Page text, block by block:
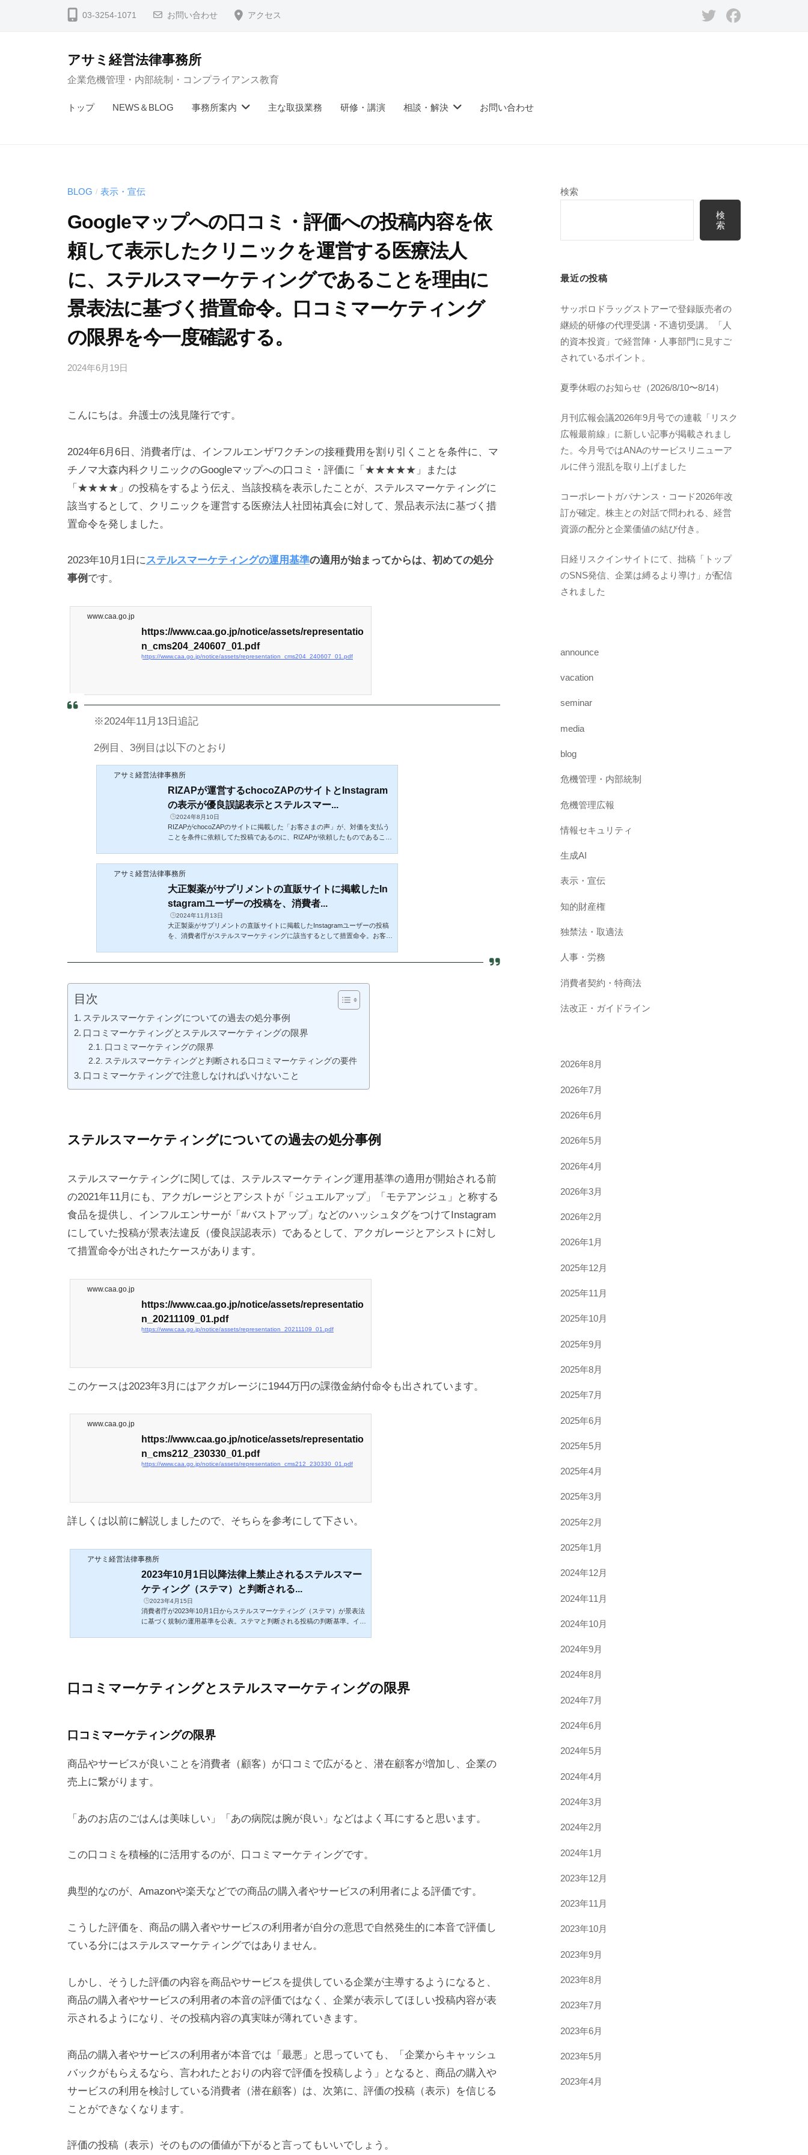
03-3254-1071 お問い合わせ アクセス TwitterFacebook
アサミ経営法律事務所
企業危機管理・内部統制・コンプライアンス教育
トップ NEWS＆BLOG 事務所案内 主な取扱業務 研修・講演 相談・解決 お問い合わせ
BLOG / 表示・宣伝
Googleマップへの口コミ・評価への投稿内容を依
頼して表示したクリニックを運営する医療法人
に、ステルスマーケティングであることを理由に
景表法に基づく措置命令。口コミマーケティング
の限界を今一度確認する。
2024年6月19日
護
浅
見
こんにちは。弁護士の浅見隆行です。
2024年6月6日、消費者庁は、インフルエンザワクチンの接種費用を割り引くことを条件に、マ
チノマ大森内科クリニックのGoogleマップへの口コミ・評価に「★★★★★」または
「★★★★」の投稿をするよう伝え、当該投稿を表示したことが、ステルスマーケティングに
該当するとして、クリニックを運営する医療法人社団祐真会に対して、景品表示法に基づく措
置命令を発しました。
2023年10月1日にステルスマーケティングの運用基準の適用が始まってからは、初めての処分
事例 です。
www.caa.go.jp
https://www.caa.go.jp/notice/assets/representatio
n_cms204_240607_01.pdf
https://www.caa.go.jp/notice/assets/representation_cms204_240607_01.pdf
※2024年11月13日追記
2例目、3例目は以下のとおり
アサミ経営法律事務所
RIZAPが運営するchocoZAPのサイトとInstagram
の表示が優良誤認表示とステルスマー...
2024年8月10日
RIZAPがchocoZAPのサイトに掲載した「お客さまの声」が、対価を支払う
ことを条件に依頼してた投稿であるのに、RIZAPが依頼したものであること
アサミ経営法律事務所
大正製薬がサプリメントの直販サイトに掲載したIn
stagramユーザーの投稿を、消費者...
2024年11月13日
大正製薬がサプリメントの直販サイトに掲載したInstagramユーザーの投稿
を、消費者庁がステルスマーケティングに該当するとして措置命令。お客さ
目次
ステルスマーケティングについての過去の処分事例
口コミマーケティングとステルスマーケティングの限界
口コミマーケティングの限界
ステルスマーケティングと判断される口コミマーケティングの要件
口コミマーケティングで注意しなければいけないこと
ステルスマーケティングについての過去の処分事例
ステルスマーケティングに関しては、ステルスマーケティング運用基準の適用が開始される前
の2021年11月にも、アクガレージとアシストが「ジュエルアップ」「モテアンジュ」と称する
食品を提供し、インフルエンサーが「#バストアップ」などのハッシュタグをつけてInstagram
にしていた投稿が景表法違反（優良誤認表示）であるとして、アクガレージとアシストに対し
て措置命令が出されたケースがあります。
www.caa.go.jp
https://www.caa.go.jp/notice/assets/representatio
n_20211109_01.pdf
https://www.caa.go.jp/notice/assets/representation_20211109_01.pdf
このケースは2023年3月にはアクガレージに1944万円の課徴金納付命令も出されています。
www.caa.go.jp
https://www.caa.go.jp/notice/assets/representatio
n_cms212_230330_01.pdf
https://www.caa.go.jp/notice/assets/representation_cms212_230330_01.pdf
詳しくは以前に解説しましたので、そちらを参考にして下さい。
アサミ経営法律事務所
2023年10月1日以降法律上禁止されるステルスマー
ケティング（ステマ）と判断される...
2023年4月15日
消費者庁が2023年10月1日からステルスマーケティング（ステマ）が景表法
に基づく規制の運用基準を公表。ステマと判断される投稿の判断基準。イン
口コミマーケティングとステルスマーケティングの限界
口コミマーケティングの限界
商品やサービスが良いことを消費者（顧客）が口コミで広がると、潜在顧客が増加し、企業の
売上に繋がります。
「あのお店のごはんは美味しい」「あの病院は腕が良い」などはよく耳にすると思います。
この口コミを積極的に活用するのが、口コミマーケティングです。
典型的なのが、Amazonや楽天などでの商品の購入者やサービスの利用者による評価です。
こうした評価を、商品の購入者やサービスの利用者が自分の意思で自然発生的に本音で評価し
ている分にはステルスマーケティングではありません。
しかし、そうした評価の内容を商品やサービスを提供している企業が主導するようになると、
商品の購入者やサービスの利用者の本音の評価ではなく、企業が表示してほしい投稿内容が表
示されるようになり、その投稿内容の真実味が薄れていきます。
商品の購入者やサービスの利用者が本音では「最悪」と思っていても、「企業からキャッシュ
バックがもらえるなら、言われたとおりの内容で評価を投稿しよう」となると、商品の購入や
サービスの利用を検討している消費者（潜在顧客）は、次第に、評価の投稿（表示）を信じる
ことができなくなります。
評価の投稿（表示）そのものの価値が下がると言ってもいいでしょう。
検索
検
索
最近の投稿
サッポロドラッグストアーで登録販売者の
継続的研修の代理受講・不適切受講。「人
的資本投資」で経営陣・人事部門に見すご
されているポイント。
夏季休暇のお知らせ（2026/8/10〜8/14）
月刊広報会議2026年9月号での連載「リスク
広報最前線」に新しい記事が掲載されまし
た。今月号ではANAのサービスリニューア
ルに伴う混乱を取り上げました
コーポレートガバナンス・コード2026年改
訂が確定。株主との対話で問われる、経営
資源の配分と企業価値の結び付き。
日経リスクインサイトにて、拙稿「トップ
のSNS発信、企業は縛るより導け」が配信
されました
announce
vacation
seminar
media
blog
危機管理・内部統制
危機管理広報
情報セキュリティ
生成AI
表示・宣伝
知的財産権
独禁法・取適法
人事・労務
消費者契約・特商法
法改正・ガイドライン
2026年8月
2026年7月
2026年6月
2026年5月
2026年4月
2026年3月
2026年2月
2026年1月
2025年12月
2025年11月
2025年10月
2025年9月
2025年8月
2025年7月
2025年6月
2025年5月
2025年4月
2025年3月
2025年2月
2025年1月
2024年12月
2024年11月
2024年10月
2024年9月
2024年8月
2024年7月
2024年6月
2024年5月
2024年4月
2024年3月
2024年2月
2024年1月
2023年12月
2023年11月
2023年10月
2023年9月
2023年8月
2023年7月
2023年6月
2023年5月
2023年4月